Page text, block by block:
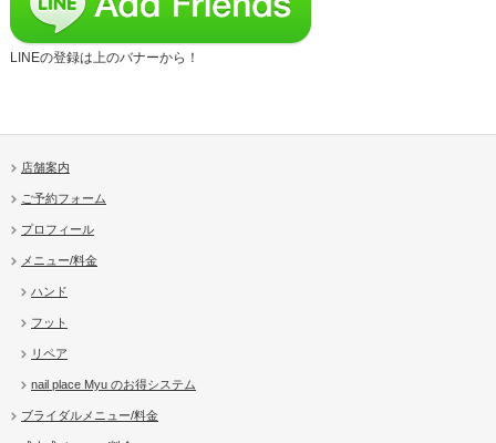
LINEの登録は上のバナーから！
店舗案内
ご予約フォーム
プロフィール
メニュー/料金
ハンド
フット
リペア
nail place Myu のお得システム
ブライダルメニュー/料金